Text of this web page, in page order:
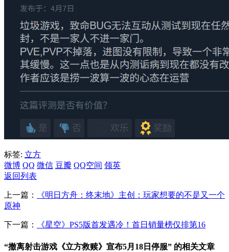
标签: 立方
微博 QQ 微信 豆瓣 QQ空间 领英
返回列表
上一篇：
《明日方舟：终末地》主创：玩家想要的不是又一个
原神
下一篇： 《星空》PS5版首发遇冷！首日销量榜仅排第16
“撤离射击游戏《立方救赎》宣布5月18日停服” 的相关文章